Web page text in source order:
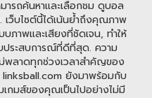
รถค้นหาและเลือกชม ดูบอล
ว็บไซต์นี้ได้เน้นย้ำถึงคุณภาพ
ภาพและเสียงที่ชัดเจน, ทำให้
ระสบการณ์ที่ดีที่สุด. ความ
พลาดทุกช่วงเวลาสำคัญของ
ยังมาพร้อมกับ
กมส์ของคุณเป็นไปอย่างไม่มี